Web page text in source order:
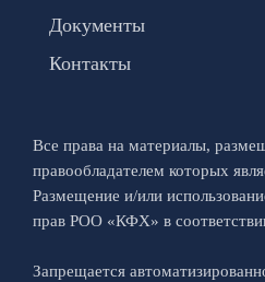
Документы
Контакты
Все права на материалы,
правообладателем которых
Размещение и/или
прав РОО «КФХ» в
Запрещается